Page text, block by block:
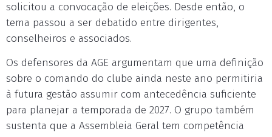
solicitou a convocação de eleições. Desde então, o
tema passou a ser debatido entre dirigentes,
conselheiros e associados.
Os defensores da AGE argumentam que uma definição
sobre o comando do clube ainda neste ano permitiria
à futura gestão assumir com antecedência suficiente
para planejar a temporada de 2027. O grupo também
sustenta que a Assembleia Geral tem competência